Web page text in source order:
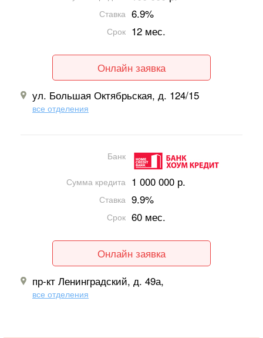
Ставка 6.9%
Срок 12 мес.
Онлайн заявка
ул. Большая Октябрьская, д. 124/15
все отделения
Банк
Сумма кредита 1 000 000 р.
Ставка 9.9%
Срок 60 мес.
Онлайн заявка
пр-кт Ленинградский, д. 49а,
все отделения